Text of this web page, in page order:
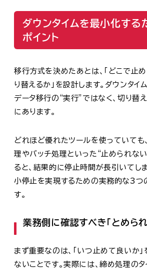
ダウンタイムを最小化する
ポイント
移行方式を決めたあとは、「どこで止め
り替えるか」を設計します。ダウンタイ
データ移行の“実行”ではなく、切り替
にあります。
どれほど優れたツールを使っていても
理やバッチ処理といった“止められな
ると、結果的に停止時間が長引いてし
小停止を実現するための実務的な3つ
す。
業務側に確認すべき「とめら
まず重要なのは、「いつ止めて良いか
ないことです。実際には、締め処理のタ